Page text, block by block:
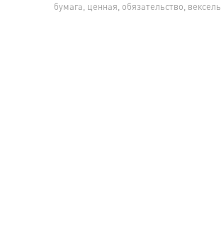
бумага, ценная, обязательство, вексель,